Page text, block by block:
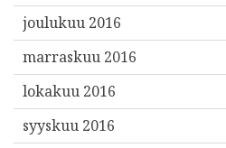
joulukuu 2016
marraskuu 2016
lokakuu 2016
syyskuu 2016